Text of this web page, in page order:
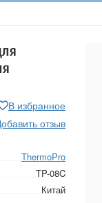
В избранное
отзыв
ThermoPro
TP-08C
Китай